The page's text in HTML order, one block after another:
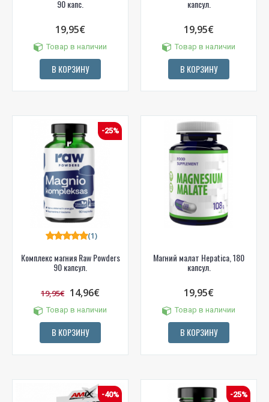
90 капс.
19,95€
Товар в наличии
В КОРЗИНУ
капсул.
19,95€
Товар в наличии
В КОРЗИНУ
-25%
Комплекс магния Raw Powders
90 капсул.
(1)
19,95€ 14,96€
Товар в наличии
В КОРЗИНУ
Магний малат Hepatica, 180
капсул.
19,95€
Товар в наличии
В КОРЗИНУ
-40% -25%